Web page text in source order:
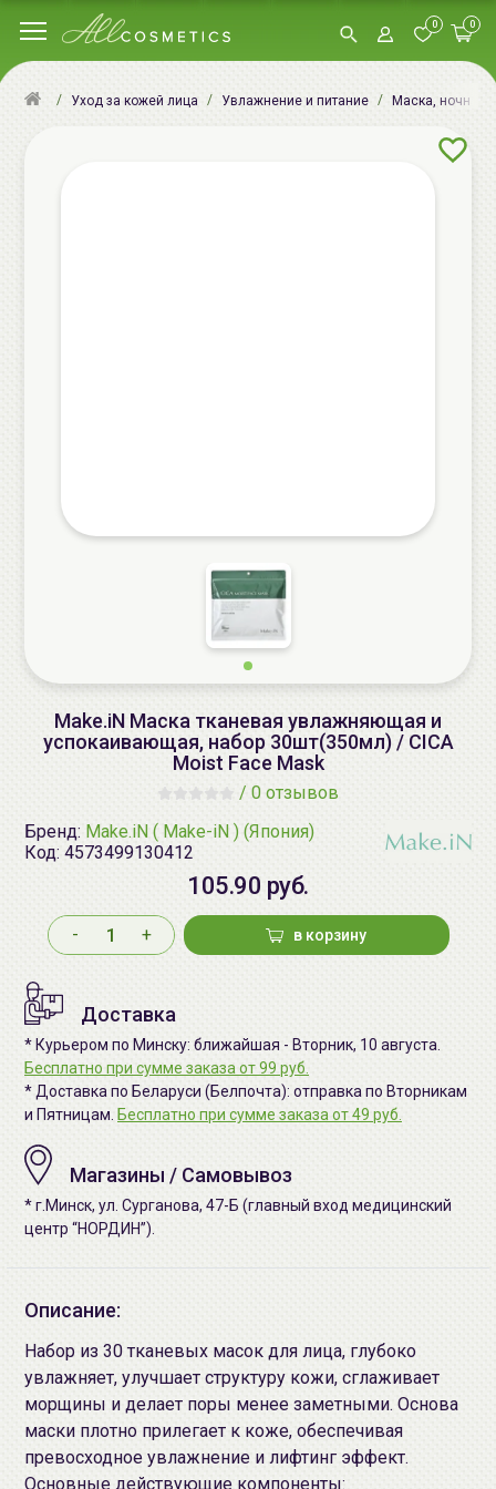
0 0
Уход за кожей лица Увлажнение и питание Маска, ночная
Make.iN Маска тканевая увлажняющая и
успокаивающая, набор 30шт(350мл) / CICA
Moist Face Mask
/ 0 отзывов
Бренд: Make.iN ( Make-iN ) (Япония)
Код: 4573499130412
105.90 руб.
- + в корзину
Доставка
* Курьером по Минску: ближайшая - Вторник, 10 августа.
Бесплатно при сумме заказа от 99 руб.
* Доставка по Беларуси (Белпочта): отправка по Вторникам
и Пятницам. Бесплатно при сумме заказа от 49 руб.
Магазины / Самовывоз
* г.Минск, ул. Сурганова, 47-Б (главный вход медицинский
центр “НОРДИН”).
Описание:
Набор из 30 тканевых масок для лица, глубоко
увлажняет, улучшает структуру кожи, сглаживает
морщины и делает поры менее заметными. Основа
маски плотно прилегает к коже, обеспечивая
превосходное увлажнение и лифтинг эффект.
Основные действующие компоненты: